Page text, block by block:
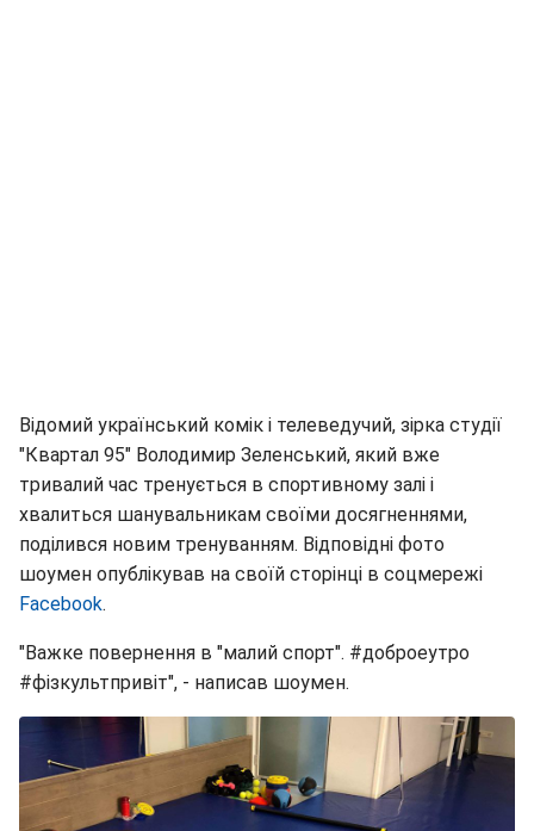
Відомий український комік і телеведучий, зірка студії
"Квартал 95" Володимир Зеленський, який вже
тривалий час тренується в спортивному залі і
хвалиться шанувальникам своїми досягненнями,
поділився новим тренуванням. Відповідні фото
шоумен опублікував на своїй сторінці в соцмережі
Facebook.
"Важке повернення в "малий спорт". #доброеутро
#фізкультпривіт", - написав шоумен.